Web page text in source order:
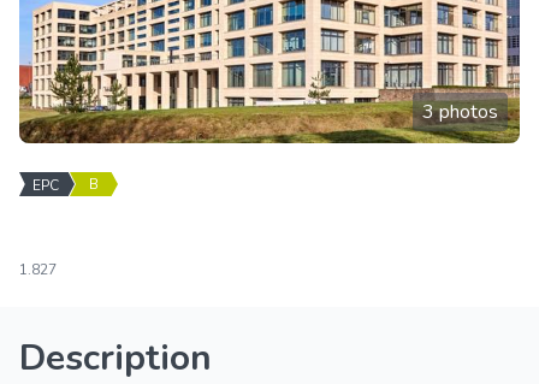
3 photos
EPC B
1.827
Description